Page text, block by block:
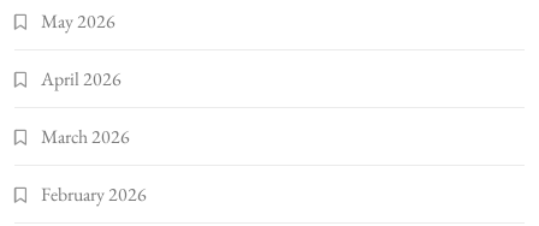
May 2026
April 2026
March 2026
February 2026